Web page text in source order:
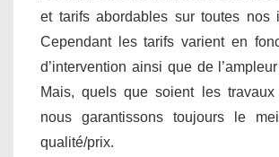
et tarifs abordables sur toutes nos
Cependant les tarifs varient en
d’intervention ainsi que de
Mais, quels que soient les travaux
nous garantissons toujours le
qualité/prix.